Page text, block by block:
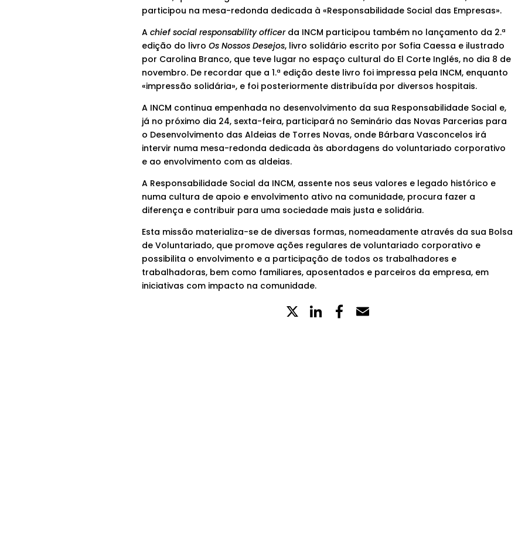
participou na mesa-redonda dedicada à «Responsabilidade Social das Empresas».
A chief social responsability officerda INCM participou também no lançamento da 2.ª
edição do livro Os Nossos Desejos, livro solidário escrito por Sofia Caessa e ilustrado
por Carolina Branco, que teve lugar no espaço cultural do El Corte Inglés, no dia 8 de
novembro. De recordar que a 1.ª edição deste livro foi impressa pela INCM, enquanto
«impressão solidária», e foi posteriormente distribuída por diversos hospitais.
A INCM continua empenhada no desenvolvimento da sua Responsabilidade Social e,
já no próximo dia 24, sexta-feira, participará no Seminário das Novas Parcerias para
o Desenvolvimento das Aldeias de Torres Novas, onde Bárbara Vasconcelos irá
intervir numa mesa-redonda dedicada às abordagens do voluntariado corporativo
e ao envolvimento com as aldeias.
A Responsabilidade Social da INCM, assente nos seus valores e legado histórico e
numa cultura de apoio e envolvimento ativo na comunidade, procura fazer a
diferença e contribuir para uma sociedade mais justa e solidária.
Esta missão materializa-se de diversas formas, nomeadamente através da sua Bolsa
de Voluntariado, que promove ações regulares de voluntariado corporativo e
possibilita o envolvimento e a participação de todos os trabalhadores e
trabalhadoras, bem como familiares, aposentados e parceiros da empresa, em
iniciativas com impacto na comunidade.
X LinkedIn
Partilhe